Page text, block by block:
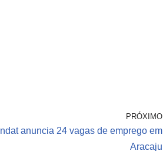
PRÓXIMO
anuncia 24 vagas de emprego em
Aracaju